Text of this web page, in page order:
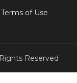
Terms of Use
Reserved